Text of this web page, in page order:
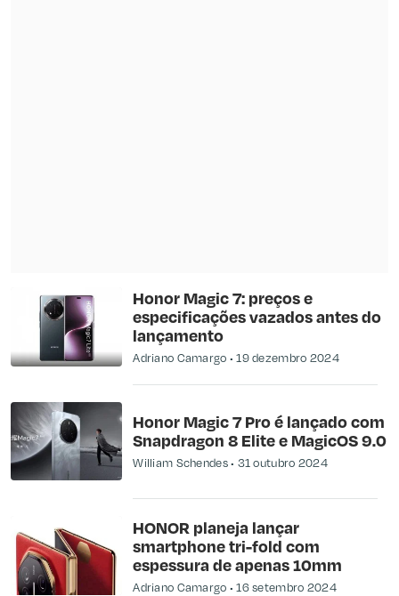
Honor Magic 7: preços e
especificações vazados antes do
lançamento
Adriano Camargo 19 dezembro 2024
Honor Magic 7 Pro é lançado com
Snapdragon 8 Elite e MagicOS 9.0
William Schendes 31 outubro 2024
HONOR planeja lançar
smartphone tri-fold com
espessura de apenas 10mm
Adriano Camargo 16 setembro 2024